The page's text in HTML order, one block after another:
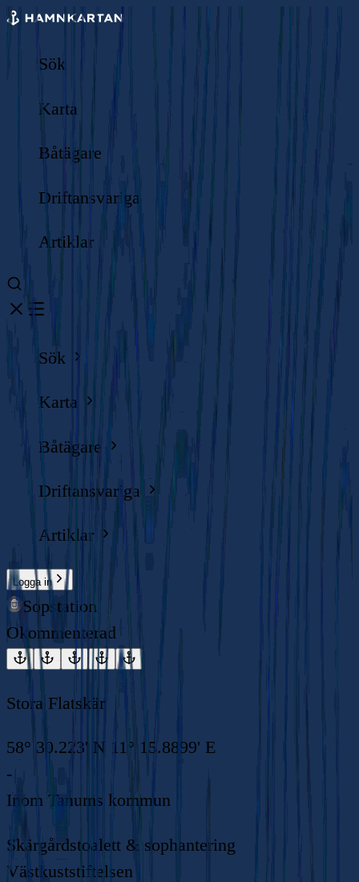
Sök
Karta
Båtägare
Driftansvariga
Artiklar
Sök
Karta
Båtägare
Driftansvariga
Artiklar
Logga in
Sopstation
Okommenterad
Stora Flatskär
58° 30.223' N 11° 15.8899' E
-
Inom Tanums kommun
Skärgårdstoalett & sophantering
Västkuststiftelsen